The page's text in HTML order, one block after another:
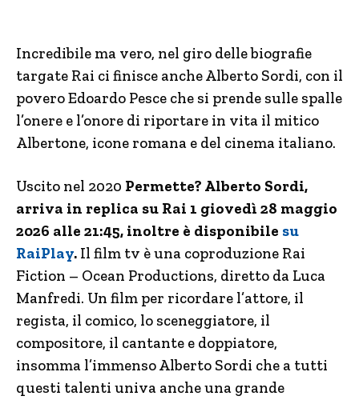
Incredibile ma vero, nel giro delle biografie
targate Rai ci finisce anche Alberto Sordi, con il
povero Edoardo Pesce che si prende sulle spalle
l’onere e l’onore di riportare in vita il mitico
Albertone, icone romana e del cinema italiano.
Uscito nel 2020 Permette? Alberto Sordi,
arriva in replica su Rai 1 giovedì 28 maggio
2026 alle 21:45, inoltre è disponibile su
RaiPlay. Il film tv è una coproduzione Rai
Fiction – Ocean Productions, diretto da Luca
Manfredi. Un film per ricordare l’attore, il
regista, il comico, lo sceneggiatore, il
compositore, il cantante e doppiatore,
insomma l’immenso Alberto Sordi che a tutti
questi talenti univa anche una grande